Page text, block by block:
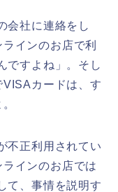
会社に連絡をし
インのお店で利
ですよね」。そし
カードは、す
不正利用されてい
インのお店では
て、事情を説明す